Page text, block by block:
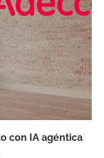
con IA agéntica